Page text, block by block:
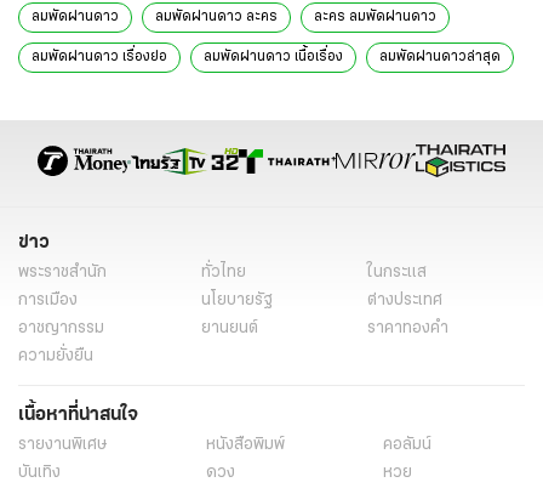
ลมพัดผ่านดาว ลมพัดผ่านดาว ละคร ละคร ลมพัดผ่านดาว
ลมพัดผ่านดาว เรื่องย่อ ลมพัดผ่านดาว เนื้อเรื่อง ลมพัดผ่านดาวล่าสุด
ติ๊ก เจษฎาภรณ์ เข้ม หัสวีร์ ละครช่อง7 ละครใหม่ช่อง7
ข่าว
พระราชสำนัก ทั่วไทย
ในกระแส
การเมือง
นโยบายรัฐ
ต่างประเทศ
อาชญากรรม
ยานยนต์
ราคาทองคำ
ความยั่งยืน
เนื้อหาที่น่าสนใจ
รายงานพิเศษ หนังสือพิมพ์
คอลัมน์
บันเทิง
ดวง
หวย